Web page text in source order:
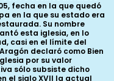
fecha en la que quedó
en la que su estado era
Su nombre
esta iglesia, en lo
casi en el límite del
declaró como Bien
por su valor
sólo subsiste dicho
el siglo XVII la actual